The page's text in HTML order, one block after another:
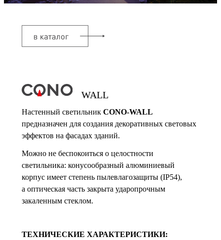
WALL
Настенный светильник CONO-WALL
предназначен для создания декоративных световых
эффектов на фасадах зданий.
Можно не беспокоиться о целостности
светильника: конусообразный алюминиевый
корпус имеет степень пылевлагозащиты (IP54),
а оптическая часть закрыта ударопрочным
закаленным стеклом.
ТЕХНИЧЕСКИЕ ХАРАКТЕРИСТИКИ: